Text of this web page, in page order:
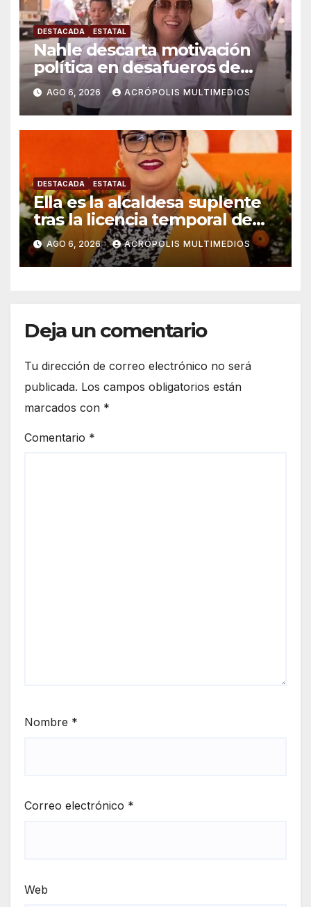
DESTACADA ESTATAL
Nahle descarta motivación
política en desafueros de
alcaldes
AGO 6, 2026 ACRÓPOLIS MULTIMEDIOS
DESTACADA ESTATAL
Ella es la alcaldesa suplente
tras la licencia temporal de
Raúl González en Ixhuatlán
del Sureste
AGO 6, 2026 ACRÓPOLIS MULTIMEDIOS
Deja un comentario
Tu dirección de correo electrónico no será
publicada. Los campos obligatorios están
marcados con *
Comentario *
Nombre *
Correo electrónico *
Web